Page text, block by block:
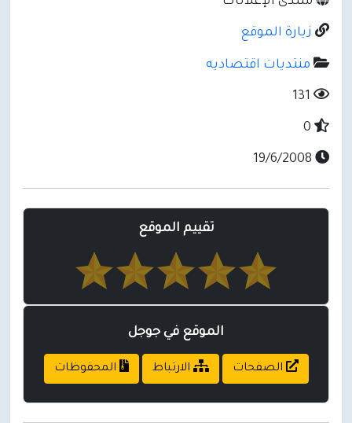
زيارة الموقع
منتديات اقتصاديه
تقييم الموقع
الموقع في جوجل
الصفحات الارتباط المحفوظات